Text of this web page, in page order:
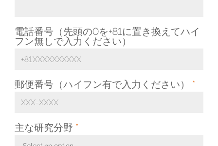
電話番号（先頭の0を+81に置き換えてハイ
フン無しで入力ください）
郵便番号（ハイフン有で入力ください） *
主な研究分野 *